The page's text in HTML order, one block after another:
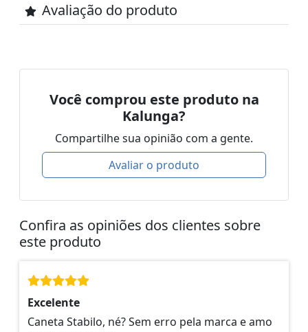
Avaliação do produto
Você comprou este produto na
Kalunga?
Compartilhe sua opinião com a gente.
Avaliar o produto
Confira as opiniões dos clientes sobre
este produto
Excelente
Caneta Stabilo, né? Sem erro pela marca e amo